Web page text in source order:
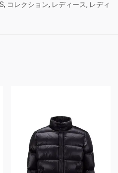
, コレクション, レディース, レディ